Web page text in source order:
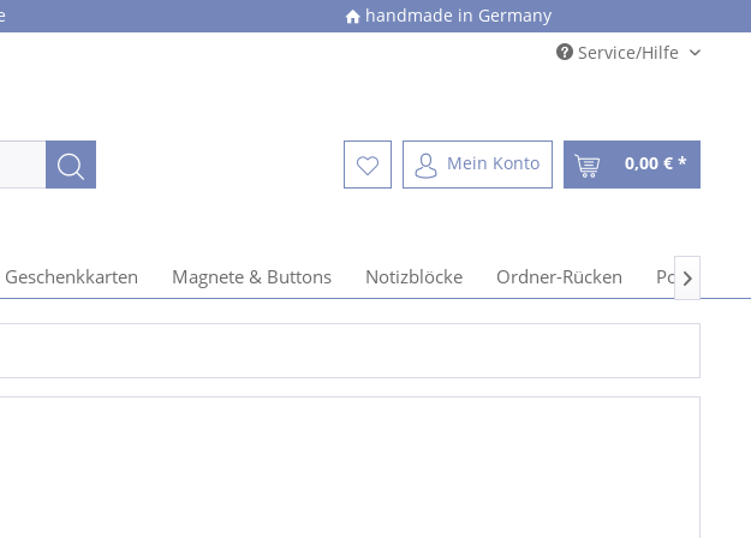
handmade in Germany
Service/Hilfe
Mein Konto 0,00 € *
Geschenkkarten Magnete & Buttons Notizblöcke Ordner-Rücken Postkarten
